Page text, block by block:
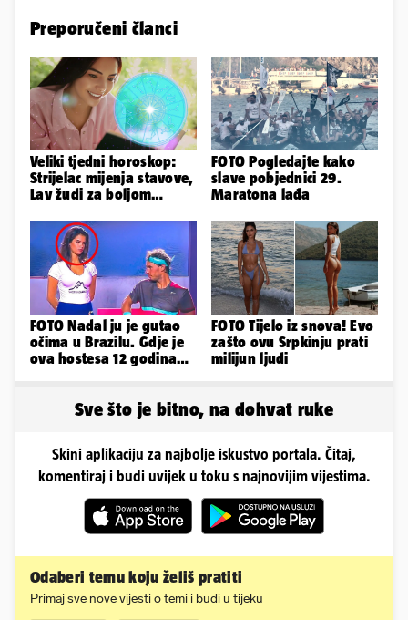
Preporučeni članci
Veliki tjedni horoskop:
Strijelac mijenja stavove,
Lav žudi za boljom
FOTO Pogledajte kako
slave pobjednici 29.
Maratona lađa
FOTO Nadal ju je gutao
očima u Brazilu. Gdje je
ova hostesa 12 godina
FOTO Tijelo iz snova! Evo
zašto ovu Srpkinju prati
milijun ljudi
Sve što je bitno, na dohvat ruke
Skini aplikaciju za najbolje iskustvo portala. Čitaj,
komentiraj i budi uvijek u toku s najnovijim vijestima.
Odaberi temu koju želiš pratiti
Primaj sve nove vijesti o temi i budi u tijeku